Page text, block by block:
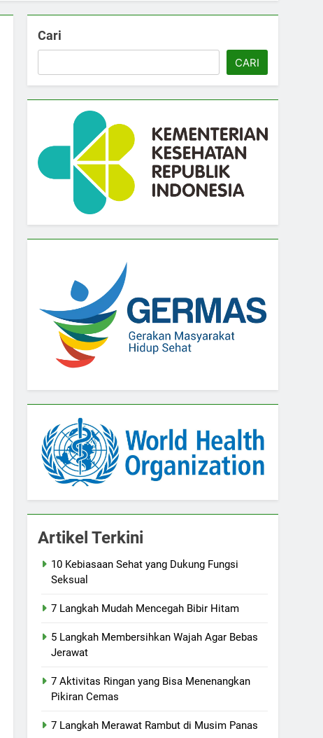
Cari
CARI
Artikel Terkini
10 Kebiasaan Sehat yang Dukung Fungsi
Seksual
7 Langkah Mudah Mencegah Bibir Hitam
5 Langkah Membersihkan Wajah Agar Bebas
Jerawat
7 Aktivitas Ringan yang Bisa Menenangkan
Pikiran Cemas
7 Langkah Merawat Rambut di Musim Panas